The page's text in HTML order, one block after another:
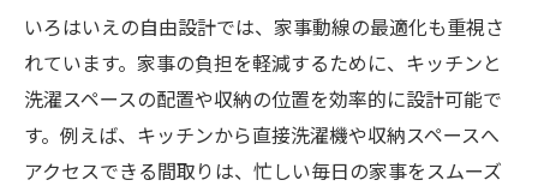
いポイント
定額制と自由設計が両立したいろはいえだ
から叶う家づくり
いろはいえで安心して進める住まい計画の
コツ
いろはいえの自由設計では、家事動線の最適化も重視さ
れています。家事の負担を軽減するために、キッチンと
洗濯スペースの配置や収納の位置を効率的に設計可能で
す。例えば、キッチンから直接洗濯機や収納スペースへ
アクセスできる間取りは、忙しい毎日の家事をスムーズ